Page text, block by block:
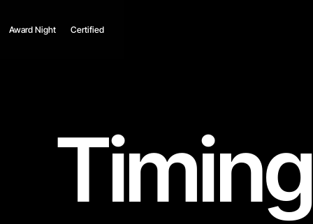
Award Night Certified
Timing